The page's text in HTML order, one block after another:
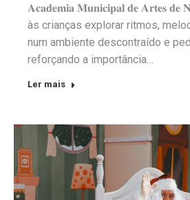
𝐀𝐜𝐚𝐝𝐞𝐦𝐢𝐚 𝐌𝐮𝐧𝐢𝐜𝐢𝐩𝐚𝐥 𝐝𝐞 𝐀𝐫𝐭𝐞𝐬 𝐝𝐞
às crianças explorar ritmos,
num ambiente descontraído e
reforçando a importância…
Ler mais